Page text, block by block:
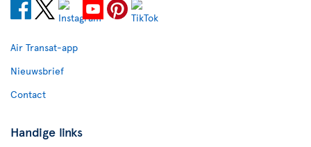
Air Transat-app
Nieuwsbrief
Contact
Handige links